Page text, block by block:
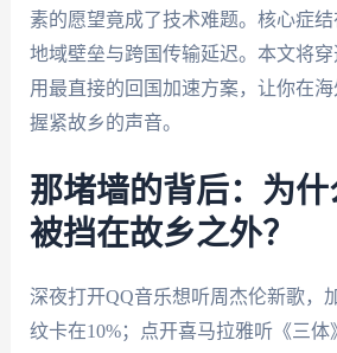
素的愿望竟成了技术难题。核心症
地域壁垒与跨国传输延迟。本文将穿
用最直接的回国加速方案，让你在
握紧故乡的声音。
那堵墙的背后：为
被挡在故乡之外？
深夜打开QQ音乐想听周杰伦新歌，
纹卡在10%；点开喜马拉雅听《三